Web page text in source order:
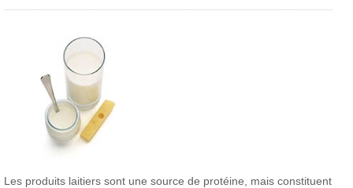
Les produits laitiers sont une source de protéine, mais constituent